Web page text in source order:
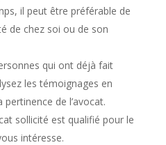
il peut être préférable de
de chez soi ou de son
qui ont déjà fait
les témoignages en
de l’avocat.
sollicité est qualifié pour le
intéresse.